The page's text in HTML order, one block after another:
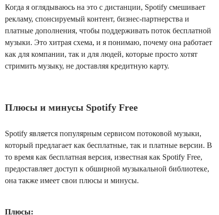
Когда я оглядываюсь на это с дистанции, Spotify смешивает
рекламу, спонсируемый контент, бизнес-партнерства и
платные дополнения, чтобы поддерживать поток бесплатной
музыки. Это хитрая схема, и я понимаю, почему она работает
как для компании, так и для людей, которые просто хотят
стримить музыку, не доставляя кредитную карту.
Плюсы и минусы Spotify Free
Spotify является популярным сервисом потоковой музыки,
который предлагает как бесплатные, так и платные версии. В
то время как бесплатная версия, известная как Spotify Free,
предоставляет доступ к обширной музыкальной библиотеке,
она также имеет свои плюсы и минусы.
Плюсы: